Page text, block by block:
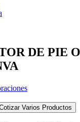
DE PIE
Varios Productos